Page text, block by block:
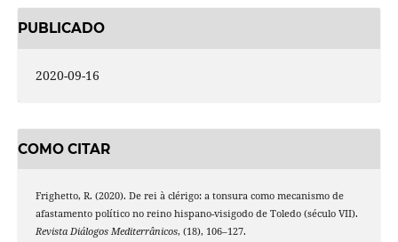
PUBLICADO
2020-09-16
COMO CITAR
Frighetto, R. (2020). De rei à clérigo: a tonsura como mecanismo de
afastamento político no reino hispano-visigodo de Toledo (século VII).
Revista Diálogos Mediterrânicos, (18), 106–127.